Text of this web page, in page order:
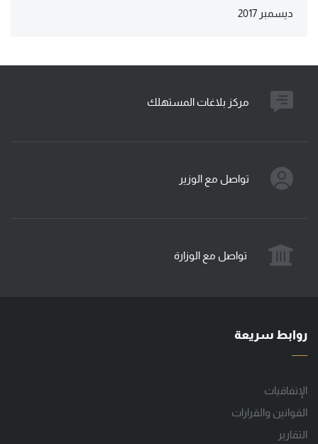
ديسمبر 2017
مركز بلاغات المستهلك
تواصل مع الوزير
تواصل مع الوزارة
روابط سريعة
الإتفاقيات
القوانين والقرارات
التقارير